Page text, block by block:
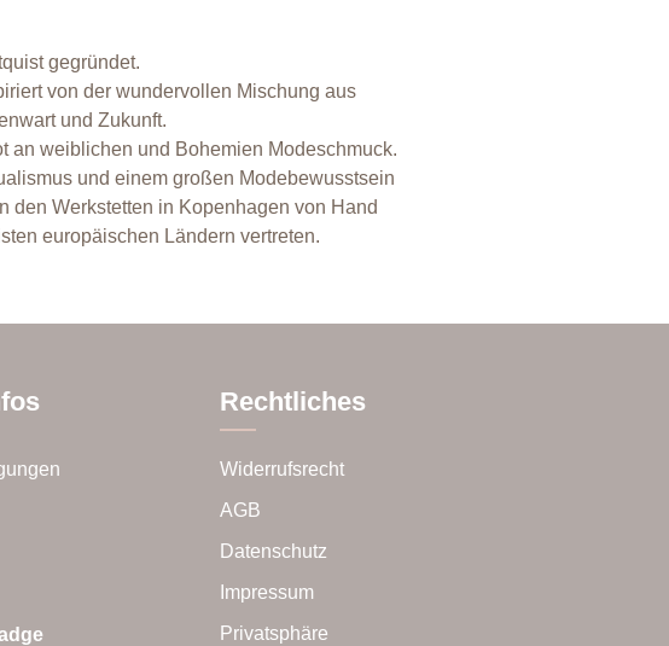
gegründet.
von der wundervollen Mischung aus
und Zukunft.
an weiblichen und Bohemien Modeschmuck.
und einem großen Modebewusstsein
den Werkstetten in Kopenhagen von Hand
europäischen Ländern vertreten.
Rechtliches
Widerrufsrecht
AGB
Datenschutz
Impressum
Privatsphäre